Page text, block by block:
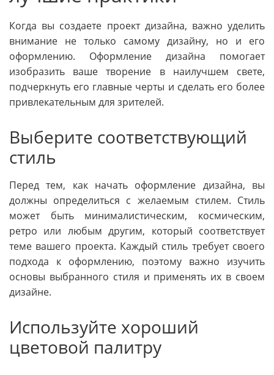
Когда вы создаете проект дизайна, важно уделить
внимание не только самому дизайну, но и его
оформлению. Оформление дизайна помогает
изобразить ваше творение в наилучшем свете,
подчеркнуть его главные черты и сделать его более
привлекательным для зрителей.
Выберите соответствующий
стиль
Перед тем, как начать оформление дизайна, вы
должны определиться с желаемым стилем. Стиль
может быть минималистическим, космическим,
ретро или любым другим, который соответствует
теме вашего проекта. Каждый стиль требует своего
подхода к оформлению, поэтому важно изучить
основы выбранного стиля и применять их в своем
дизайне.
Используйте хороший
цветовой палитру